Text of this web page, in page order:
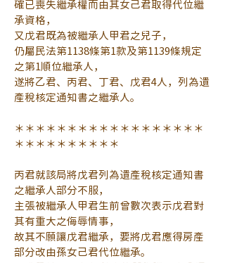
確已喪失繼承權而由其女己君取得代位繼
承資格，
又戊君既為被繼承人甲君之兒子，
仍屬民法第1138條第1款及第1139條規定
之第1順位繼承人，
遂將乙君、丙君、丁君、戊君4人，列為遺
產稅核定通知書之繼承人。
＊＊＊＊＊＊＊＊＊＊＊＊＊＊＊＊＊＊
＊＊＊＊＊＊＊＊＊＊
丙君就該局將戊君列為遺產稅核定通知書
之繼承人部分不服，
主張被繼承人甲君生前曾數次表示戊君對
其有重大之侮辱情事，
故其不願讓戊君繼承，要將戊君應得房產
部分改由孫女己君代位繼承。